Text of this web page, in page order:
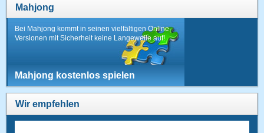
Mahjong
Bei Mahjong kommt in seinen vielfältigen Online-
Versionen mit Sicherheit keine Langeweile auf!
Mahjong kostenlos spielen
Wir empfehlen